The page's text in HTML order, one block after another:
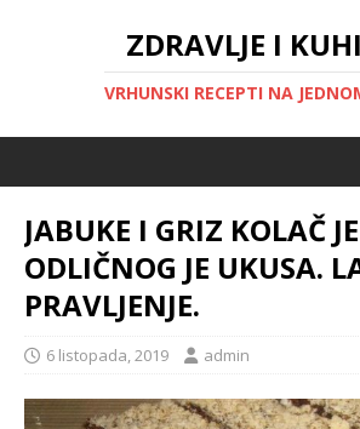
ZDRAVLJE I
VRHUNSKI RECEPTI NA
JABUKE I GRIZ KOLAČ
ODLIČNOG JE UKUSA.
PRAVLJENJE.
6 listopada, 2019 admin